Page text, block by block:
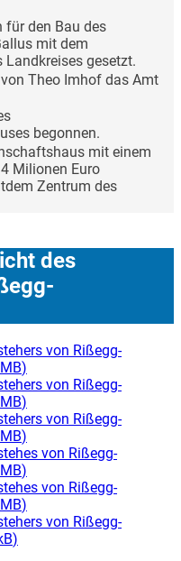
für den Bau des
mit dem
gesetzt.
Theo Imhof das Amt
begonnen.
mit einem
Milionen Euro
Zentrum des
des
von Rißegg-
)
von Rißegg-
)
von Rißegg-
)
von Rißegg-
)
von Rißegg-
)
von Rißegg-
)